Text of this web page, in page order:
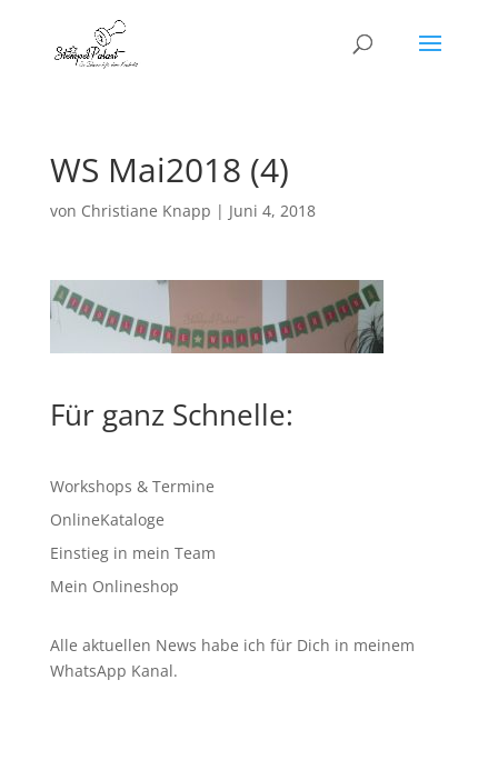
WS Mai2018 (4)
von Christiane Knapp | Juni 4, 2018
Für ganz Schnelle:
Workshops & Termine
OnlineKataloge
Einstieg in mein Team
Mein Onlineshop
Alle aktuellen News habe ich für Dich in meinem
WhatsApp Kanal.